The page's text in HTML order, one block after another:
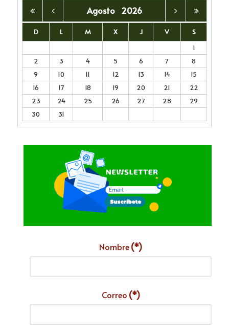
Agosto 2026
D L M X J V
S
1
2
3 4 5 6 7
8
9
10 11 12 13 14
15
16
17 18 19 20 21
22
23
24 25 26 27 28
29
30
31
Nombre(*)
Correo (*)